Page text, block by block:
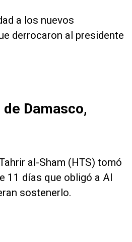
a los nuevos
derrocaron al presidente
Damasco,
al-Sham (HTS) tomó
11 días que obligó a Al
sostenerlo.